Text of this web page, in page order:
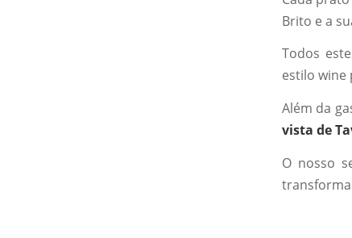
Brito e a
Todos
estilo wine
Além da
vista de
O nosso